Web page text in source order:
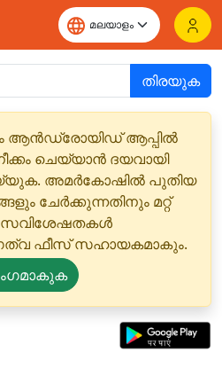
തിരയുക
ആൻഡ്രോയിഡ് ആപ്പിൽ
ചെയ്യാൻ ദയവായി
അമർകോഷിൽ പുതിയ
ചേർക്കുന്നതിനും മറ്റ്
സവിശേഷതകൾ
ഫീസ് സഹായകമാകും.